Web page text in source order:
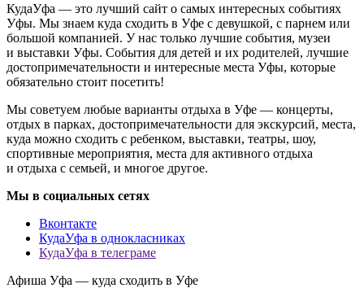
КудаУфа — это лучший сайт о самых интересных событиях
Уфы. Мы знаем куда сходить в Уфе с девушкой, с парнем или
большой компанией. У нас только лучшие события, музеи
и выставки Уфы. События для детей и их родителей, лучшие
достопримечательности и интересные места Уфы, которые
обязательно стоит посетить!
Мы советуем любые варианты отдыха в Уфе — концерты,
отдых в парках, достопримечательности для экскурсий, места,
куда можно сходить с ребенком, выставки, театры, шоу,
спортивные мероприятия, места для активного отдыха
и отдыха с семьей, и многое другое.
Мы в социальных сетях
Вконтакте
КудаУфа в однокласниках
КудаУфа в телеграме
Афиша Уфа — куда сходить в Уфе